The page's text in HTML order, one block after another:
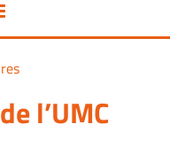
l’UMC